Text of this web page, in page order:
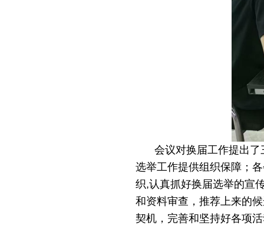
会议对换届工作提出
选举工作提供组织保障；
织,认真抓好换届选举的宣
和资料审查，推荐上来的
契机，完善和坚持好各项